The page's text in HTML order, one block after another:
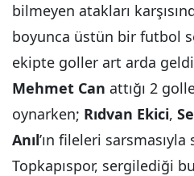
bilmeyen atakları
boyunca üstün bir futbol
ekipte goller art arda geldi.
Mehmet Can attığı 2
oynarken; Rıdvan Ekici,
Anıl’ın fileleri sarsmasıyla
Topkapıspor, sergilediği